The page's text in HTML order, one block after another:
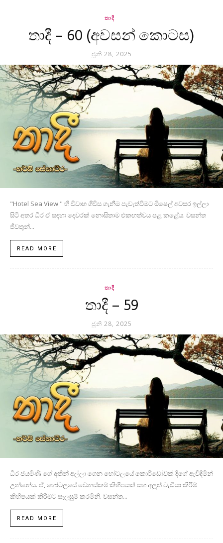
තාදී
තාදී – 60 (අවසන් කොටස)
ජූනි 28, 2025
"Hotel Sea View " හී විවාහ ගිවිස ගැනීම පැවැත්වීමට මිෂෙල් අවසර ඉල්ලා
සිටි අතර ධීර ඒ සඳහා දෙවරක් නොසිතාම එකඟත්වය පළ කළේය. වසන්ත
ජීවතුන්...
READ MORE
තාදී
තාදී – 59
ජූනි 28, 2025
ධීර ජයමිණි ගේ අතින් අල්ලා ගෙන හෝටලයේ කොරිඩෝවක් දිගේ ඇවිදිමින්
උන්නේය. ඒ, හෝටලයේ වෙනස්කම් කිහිපයක් සහ අලුත් වැඩියා කිරීම්
කිහිපයක් කිරීමට සැලසුම් කරමිනි. වසන්ත...
READ MORE